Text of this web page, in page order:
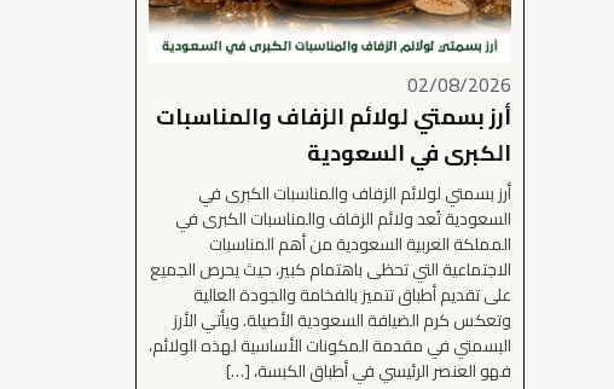
02/08/2026
أرز بسمتي لولائم الزفاف والمناسبات
الكبرى في السعودية
أرز بسمتي لولائم الزفاف والمناسبات الكبرى في
السعودية تُعد ولائم الزفاف والمناسبات الكبرى في
المملكة العربية السعودية من أهم المناسبات
الاجتماعية التي تحظى باهتمام كبير، حيث يحرص الجميع
على تقديم أطباق تتميز بالفخامة والجودة العالية
وتعكس كرم الضيافة السعودية الأصيلة. ويأتي الأرز
البسمتي في مقدمة المكونات الأساسية لهذه الولائم،
فهو العنصر الرئيسي في أطباق الكبسة، […]